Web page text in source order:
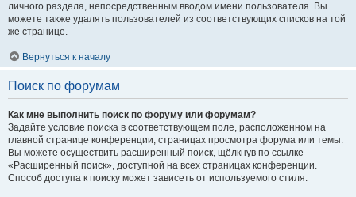
личного раздела, непосредственным вводом имени пользователя. Вы
можете также удалять пользователей из соответствующих списков на той
же странице.
Вернуться к началу
Поиск по форумам
Как мне выполнить поиск по форуму или форумам?
Задайте условие поиска в соответствующем поле, расположенном на
главной странице конференции, страницах просмотра форума или темы.
Вы можете осуществить расширенный поиск, щёлкнув по ссылке
«Расширенный поиск», доступной на всех страницах конференции.
Способ доступа к поиску может зависеть от используемого стиля.